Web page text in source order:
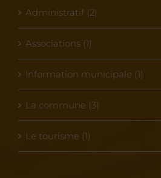
Administratif (2)
Associations (1)
Information municipale (1)
La commune (3)
Le tourisme (1)